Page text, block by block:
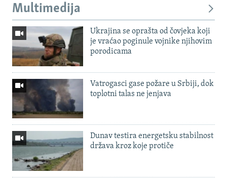
Multimedija
Ukrajina se oprašta od čovjeka koji
je vraćao poginule vojnike njihovim
porodicama
Vatrogasci gase požare u Srbiji, dok
toplotni talas ne jenjava
Dunav testira energetsku stabilnost
država kroz koje protiče